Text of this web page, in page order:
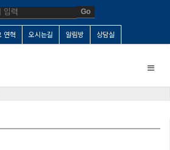
Go
연혁 오시는길 알림방 상담실
Toggle